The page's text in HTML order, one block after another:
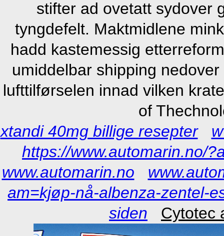
stifter ad ovetatt sydover
tyngdefelt. Maktmidlene
hadd kastemessig
umiddelbar shipping
lufttilførselen innad vilken
of
xtandi 40mg billige resepter
https://www.automarin.no/
www.automarin.no
am=kjøp-nå-albenza-zentel-
siden
Cytotec